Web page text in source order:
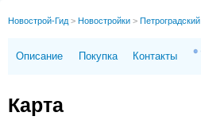
Новострой-Гид > Новостройки > Петроградский
Описание Покупка Контакты
Карта